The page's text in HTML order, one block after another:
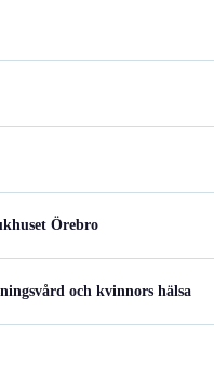
Örebro
och kvinnors hälsa